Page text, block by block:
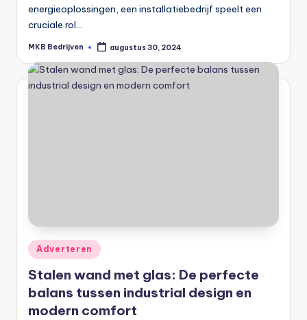
energieoplossingen, een installatiebedrijf speelt een
cruciale rol…
MKB Bedrijven augustus 30, 2024
Adverteren
Stalen wand met glas: De perfecte
balans tussen industrial design en
modern comfort